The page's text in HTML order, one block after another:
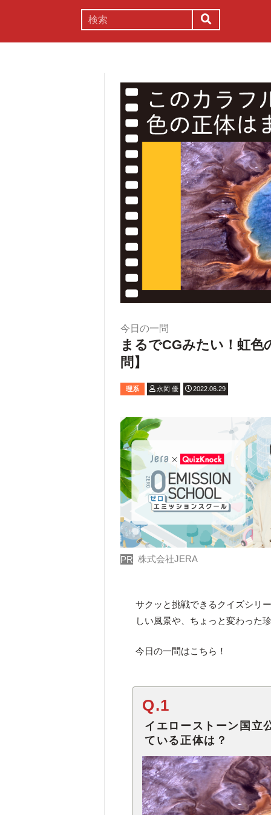
今日の一問
まるでCGみたい！虹
問】
理系 永岡 優 2022.06.29
PR 株式会社JERA
サクッと挑戦できるクイズシリ
しい風景や、ちょっと変わった
今日の一問はこちら！
Q.1
イエローストーン国立
ている正体は？